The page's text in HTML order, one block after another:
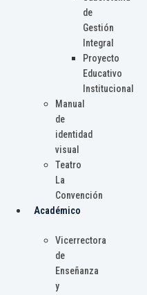
de
Gestión
Integral
Proyecto
Educativo
Institucional
Manual
de
identidad
visual
Teatro
La
Convención
Académico
Vicerrectora
de
Enseñanza
y